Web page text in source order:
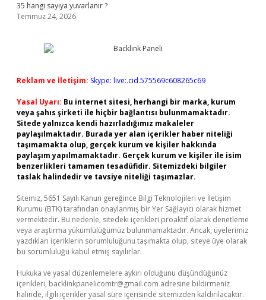
35 hangi sayıya yuvarlanır ?
Temmuz 24, 2026
Reklam ve İletişim: Skype: live:.cid.575569c608265c69
Yasal Uyarı: Bu internet sitesi, herhangi bir marka, kurum
veya şahıs şirketi ile hiçbir bağlantısı bulunmamaktadır.
Sitede yalnızca kendi hazırladığımız makaleler
paylaşılmaktadır. Burada yer alan içerikler haber niteliği
taşımamakta olup, gerçek kurum ve kişiler hakkında
paylaşım yapılmamaktadır. Gerçek kurum ve kişiler ile isim
benzerlikleri tamamen tesadüfidir. Sitemizdeki bilgiler
taslak halindedir ve tavsiye niteliği taşımazlar.
Sitemiz, 5651 Sayılı Kanun gereğince Bilgi Teknolojileri ve İletişim
Kurumu (BTK) tarafından onaylanmış bir Yer Sağlayıcı olarak hizmet
vermektedir. Bu nedenle, sitedeki içerikleri proaktif olarak denetleme
veya araştırma yükümlülüğümüz bulunmamaktadır. Ancak, üyelerimiz
yazdıkları içeriklerin sorumluluğunu taşımakta olup, siteye üye olarak
bu sorumluluğu kabul etmiş sayılırlar.
Hukuka ve yasal düzenlemelere aykırı olduğunu düşündüğünüz
içerikleri, backlinkpanelicomtr@gmail.com adresine bildirmeniz
halinde, ilgili içerikler yasal süre içerisinde sitemizden kaldırılacaktır.